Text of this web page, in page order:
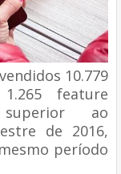
10.779
feature
ao
de 2016,
período